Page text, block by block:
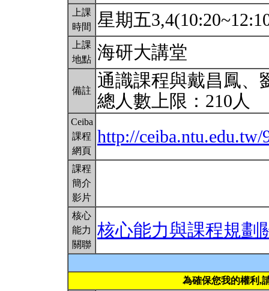
上課
時間
星期五
上課
地點 海研大講堂
備註
通識課程與戴昌鳳、
總人數上限：210人
Ceiba
課程
網頁
http://ceiba.ntu.edu.tw/
課程
簡介
影片
核心
能力
關聯
核心能力與課程規劃
為確保您我的權利,